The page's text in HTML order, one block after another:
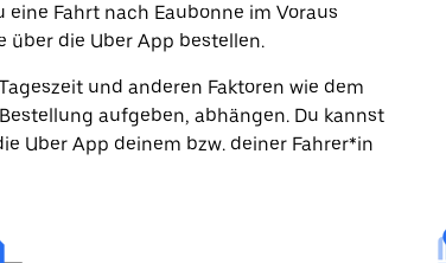
Fahrt nach Eaubonne im Voraus
über die Uber App bestellen.
und anderen Faktoren wie dem
aufgeben, abhängen. Du kannst
Uber App deinem bzw. deiner Fahrer*in